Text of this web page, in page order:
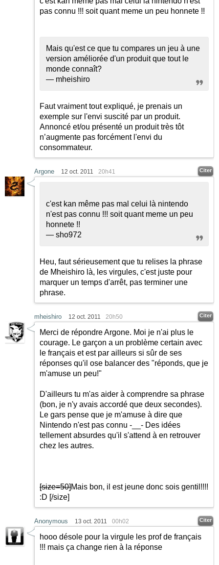
pas connu !!! soit quant meme un peu honnete !!
Mais qu'est ce que tu compares un jeu à une
version améliorée d'un produit que tout le
monde connaît?
— mheishiro
Faut vraiment tout expliqué, je prenais un
exemple sur l'envi suscité par un produit.
Annoncé et/ou présenté un produit très tôt
n’augmente pas forcément l'envi du
consommateur.
Argone 12 oct. 2011 20h41 Citer
c'est kan même pas mal celui là nintendo
n'est pas connu !!! soit quant meme un peu
honnete !!
— sho972
Heu, faut sérieusement que tu relises la phrase
de Mheishiro là, les virgules, c'est juste pour
marquer un temps d'arrêt, pas terminer une
phrase.
mheishiro 12 oct. 2011 20h50 Citer
Merci de répondre Argone. Moi je n'ai plus le
courage. Le garçon a un problème certain avec
le français et est par ailleurs si sûr de ses
réponses qu'il ose balancer des "réponds, que je
m'amuse un peu!"
D'ailleurs tu m'as aider à comprendre sa phrase
(bon, je n'y avais accordé que deux secondes).
Le gars pense que je m'amuse à dire que
Nintendo n'est pas connu -__- Des idées
tellement absurdes qu'il s'attend à en retrouver
chez les autres.
[size=50]Mais bon, il est jeune donc sois gentil!!!!
:D [/size]
Anonymous 13 oct. 2011 00h02 Citer
hooo désole pour la virgule les prof de français
!!! mais ça change rien à la réponse